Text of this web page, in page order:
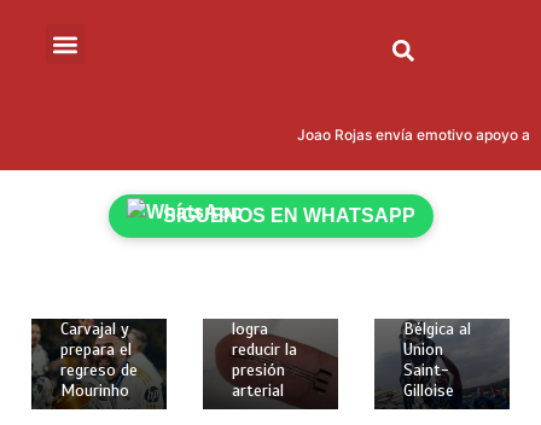
Joao Rojas envía emotivo apoyo a
SÍGUENOS EN WHATSAPP
2 mins
Carvajal y
prepara el
regreso de
Mourinho
2 mins
Crean
logra
reducir la
presión
arterial
de 2026
Rodríguez
brilló con
gol y
Bélgica al
Union
Saint-
Gilloise